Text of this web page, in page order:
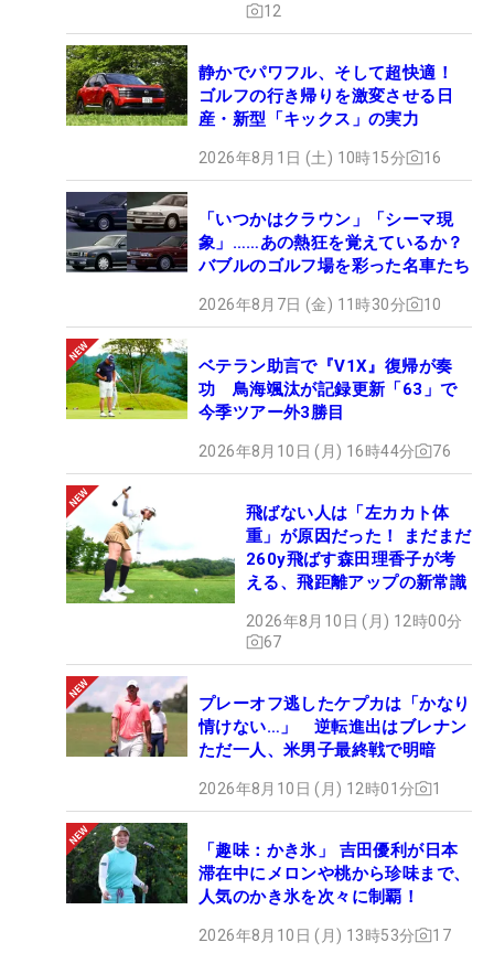
12
静かでパワフル、そして超快適！
ゴルフの行き帰りを激変させる日
産・新型「キックス」の実力
2026年8月1日 (土) 10時15分 16
「いつかはクラウン」「シーマ現
象」……あの熱狂を覚えているか？
バブルのゴルフ場を彩った名車たち
2026年8月7日 (金) 11時30分 10
ベテラン助言で『V1X』復帰が奏
功 鳥海颯汰が記録更新「63」で
今季ツアー外3勝目
2026年8月10日 (月) 16時44分 76
飛ばない人は「左カカト体
重」が原因だった！ まだまだ
260y飛ばす森田理香子が考
える、飛距離アップの新常識
2026年8月10日 (月) 12時00分
67
プレーオフ逃したケプカは「かなり
情けない…」 逆転進出はブレナン
ただ一人、米男子最終戦で明暗
2026年8月10日 (月) 12時01分 1
「趣味：かき氷」 吉田優利が日本
滞在中にメロンや桃から珍味まで、
人気のかき氷を次々に制覇！
2026年8月10日 (月) 13時53分 17